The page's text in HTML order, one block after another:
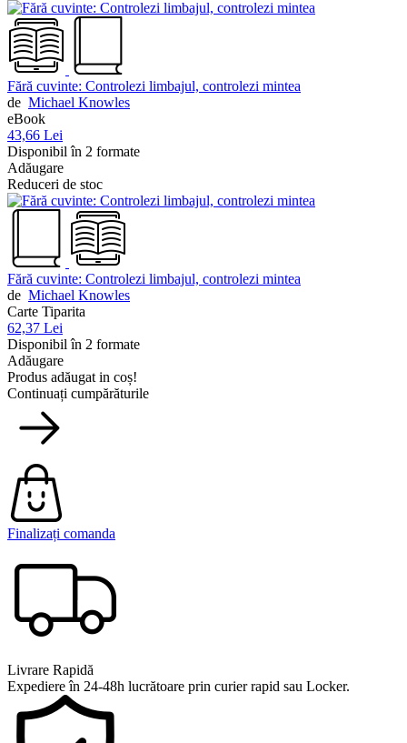
Fără cuvinte: Controlezi limbajul, controlezi mintea
de Michael Knowles
eBook
43,66 Lei
Disponibil în 2 formate
Adăugare
Reduceri de stoc
Fără cuvinte: Controlezi limbajul, controlezi mintea
de Michael Knowles
Carte Tiparita
62,37 Lei
Disponibil în 2 formate
Adăugare
Produs adăugat in coș!
Continuați cumpărăturile
Finalizați comanda
Livrare Rapidă
Expediere în 24-48h lucrătoare prin curier rapid sau Locker.